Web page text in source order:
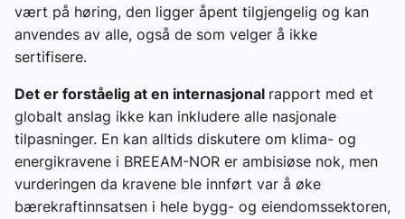
vært på høring, den ligger åpent tilgjengelig og kan
anvendes av alle, også de som velger å ikke
sertifisere.
Det er forståelig at en internasjonal rapport med et
globalt anslag ikke kan inkludere alle nasjonale
tilpasninger. En kan alltids diskutere om klima- og
energikravene i BREEAM-NOR er ambisiøse nok, men
vurderingen da kravene ble innført var å øke
bærekraftinnsatsen i hele bygg- og eiendomssektoren,